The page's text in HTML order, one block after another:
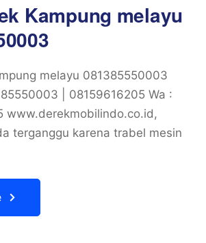
Kampung melayu
melayu 081385550003
| 08159616205 Wa :
www.derekmobilindo.co.id,
terganggu karena trabel mesin